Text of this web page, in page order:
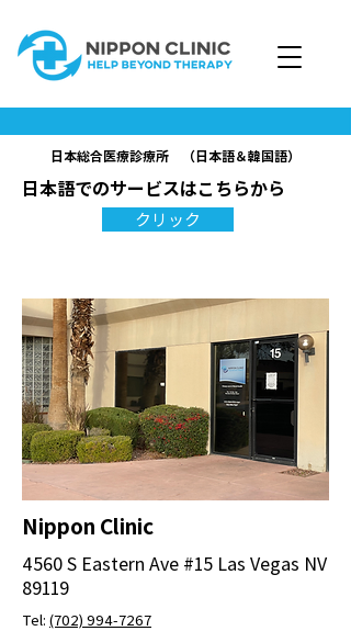
日本総合医療診療所 （日本語＆韓国語）
日本語でのサービスはこちらから
クリック
Nippon Clinic
4560 S Eastern Ave #15 Las Vegas NV
89119
Tel: (702) 994-7267